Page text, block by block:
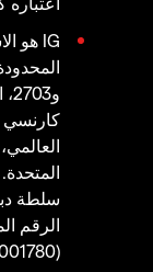
كارنسي
سلطة
الرقم
(F001780).